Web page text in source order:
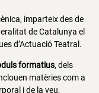
imparteix des de
de Catalunya el
d’Actuació Teatral.
formatius, dels
matèries com a
i de la veu,